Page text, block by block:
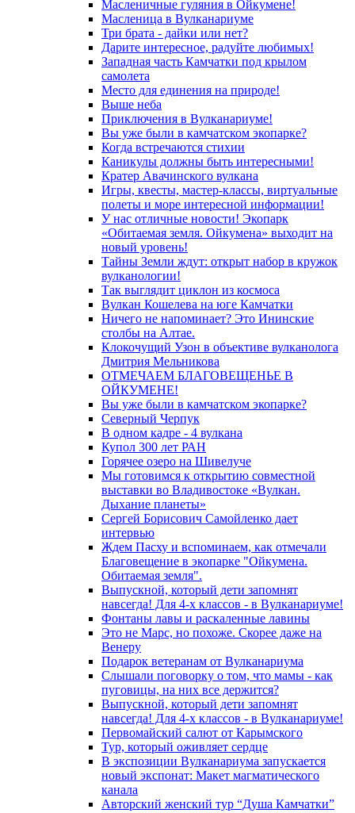
Масленичные гуляния в Ойкумене!
Масленица в Вулканариуме
Три брата - дайки или нет?
Дарите интересное, радуйте любимых!
Западная часть Камчатки под крылом
самолета
Место для единения на природе!
Выше неба
Приключения в Вулканариуме!
Вы уже были в камчатском экопарке?
Когда встречаются стихии
Каникулы должны быть интересными!
Кратер Авачинского вулкана
Игры, квесты, мастер-классы, виртуальные
полеты и море интересной информации!
У нас отличные новости! Экопарк
«Обитаемая земля. Ойкумена» выходит на
новый уровень!
Тайны Земли ждут: открыт набор в кружок
вулканологии!
Так выглядит циклон из космоса
Вулкан Кошелева на юге Камчатки
Ничего не напоминает? Это Ининские
столбы на Алтае.
Клокочущий Узон в объективе вулканолога
Дмитрия Мельникова
ОТМЕЧАЕМ БЛАГОВЕЩЕНЬЕ В
ОЙКУМЕНЕ!
Вы уже были в камчатском экопарке?
Северный Черпук
В одном кадре - 4 вулкана
Купол 300 лет РАН
Горячее озеро на Шивелуче
Мы готовимся к открытию совместной
выставки во Владивостоке «Вулкан.
Дыхание планеты»
Сергей Борисович Самойленко дает
интервью
Ждем Пасху и вспоминаем, как отмечали
Благовещение в экопарке "Ойкумена.
Обитаемая земля".
Выпускной, который дети запомнят
навсегда! Для 4-х классов - в Вулканариуме!
Фонтаны лавы и раскаленные лавины
Это не Марс, но похоже. Скорее даже на
Венеру
Подарок ветеранам от Вулканариума
Слышали поговорку о том, что мамы - как
пуговицы, на них все держится?
Выпускной, который дети запомнят
навсегда! Для 4-х классов - в Вулканариуме!
Первомайский салют от Карымского
Тур, который оживляет сердце
В экспозиции Вулканариума запускается
новый экспонат: Макет магматического
канала
Авторский женский тур “Душа Камчатки”